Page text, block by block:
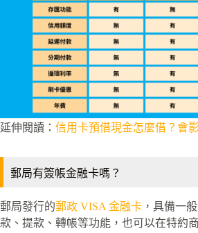
延伸閱讀： 信用卡預借現金怎麼借？會
郵局有簽帳金融卡嗎？
郵局發行的郵政 VISA 金融卡 ，具備一
款、提款、轉帳等功能，也可以在特約